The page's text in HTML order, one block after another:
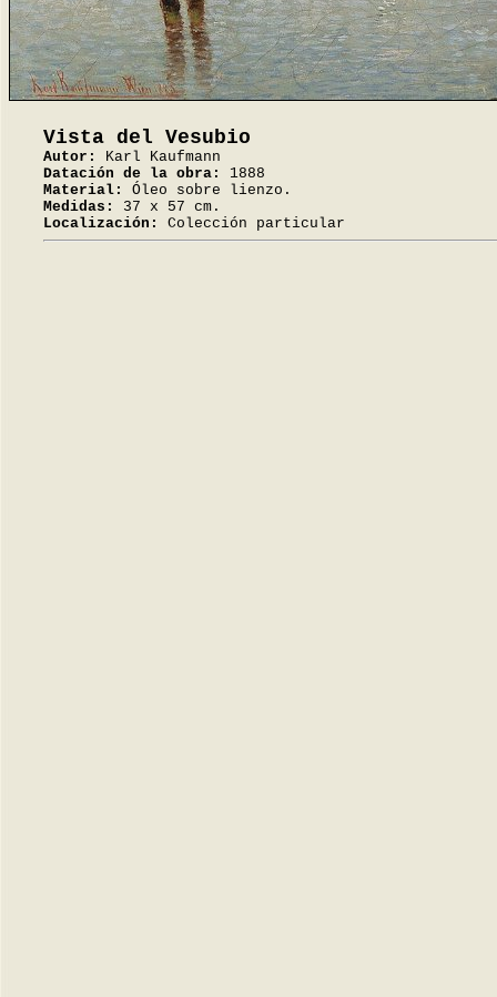
Vista del Vesubio
Autor:
Karl Kaufmann
Datación de la obra:
1888
Material:
Óleo sobre lienzo.
Medidas:
37 x 57 cm.
Localización:
Colección particular